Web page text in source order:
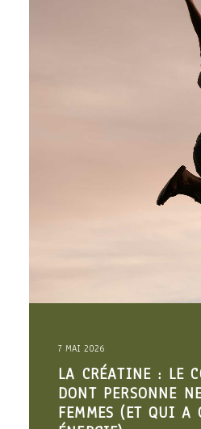
7 MAI 2026
LA CRÉATINE : LE
DONT PERSONNE
FEMMES (ET QUI A